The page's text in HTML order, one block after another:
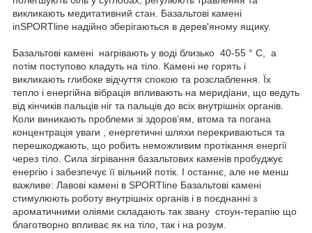
викликають медитативний стан. Базальтові камені
inSPORTline надійно зберігаються в дерев'яному ящику.
Базальтові камені нагрівають у воді близько 40-55 ° C, а
потім поступово кладуть на тіло. Камені не горять і
викликають глибоке відчуття спокою та розслаблення. Їх
тепло і енергійна вібрація впливають на меридіани, що ведуть
від кінчиків пальців ніг та пальців до всіх внутрішніх органів.
Коли виникають проблеми зі здоров’ям, втома та погана
концентрація уваги , енергетичні шляхи перекриваються та
перешкоджають, що робить неможливим протікання енергії
через тіло. Сила зігрівання базальтових каменів пробуджує
енергію і забезпечує її вільний потік. І останнє, але не менш
важливе: Лавові камені в SPORTline Базальтові камені
стимулюють роботу внутрішніх органів і в поєднанні з
ароматичними оліями складають так звану стоун-терапію що
благотворно впливає як на тіло, так і на розум.